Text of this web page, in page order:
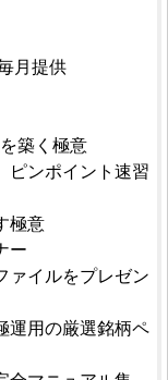
月提供
築く極意
ピンポイント速習
極意
ー
ァイルをプレゼン
運用の厳選銘柄ペ